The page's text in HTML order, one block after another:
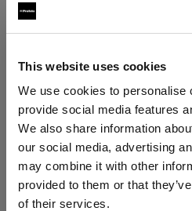
This website uses cookies
We use cookies to personalise
provide social media features
We also share information
our social media, advertising
may combine it with other
provided to them or that
of their services.
製品は、ケーブル、バッグ
の内容に関する詳細は、製
い。
デモ機はファイナル
はお受けできません。
ご購入は、各製品の「購入